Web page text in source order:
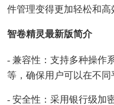
件管理变得更加轻松和高
智卷精灵最新版简介
- 兼容性：支持多种操作
等，确保用户可以在不同
- 安全性：采用银行级加